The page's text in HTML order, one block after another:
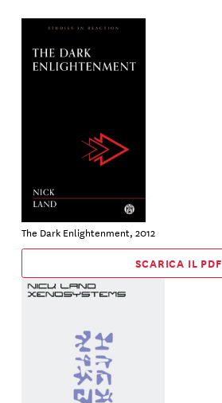
The Dark Enlightenment, 2012
SCARICA IL PDF